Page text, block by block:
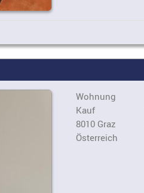
Wohnung
Kauf
8010 Graz
Österreich